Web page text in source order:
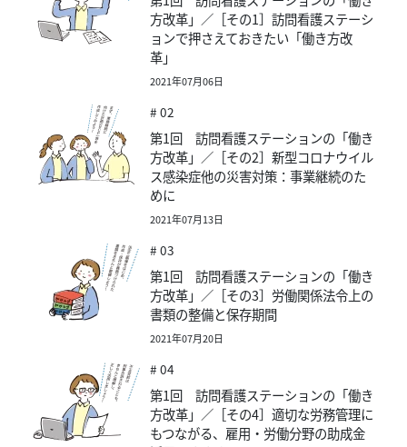
方改革」／［その1］訪問看護ステーシ
ョンで押さえておきたい「働き方改
革」
2021年07月06日
# 02
第1回 訪問看護ステーションの「働き
方改革」／［その2］新型コロナウイル
ス感染症他の災害対策：事業継続のた
めに
2021年07月13日
# 03
第1回 訪問看護ステーションの「働き
方改革」／［その3］労働関係法令上の
書類の整備と保存期間
2021年07月20日
# 04
第1回 訪問看護ステーションの「働き
方改革」／［その4］適切な労務管理に
もつながる、雇用・労働分野の助成金